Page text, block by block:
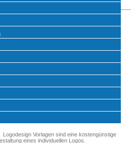
Logodesign Vorlagen sind eine kostengünstige
eines individuellen Logos.